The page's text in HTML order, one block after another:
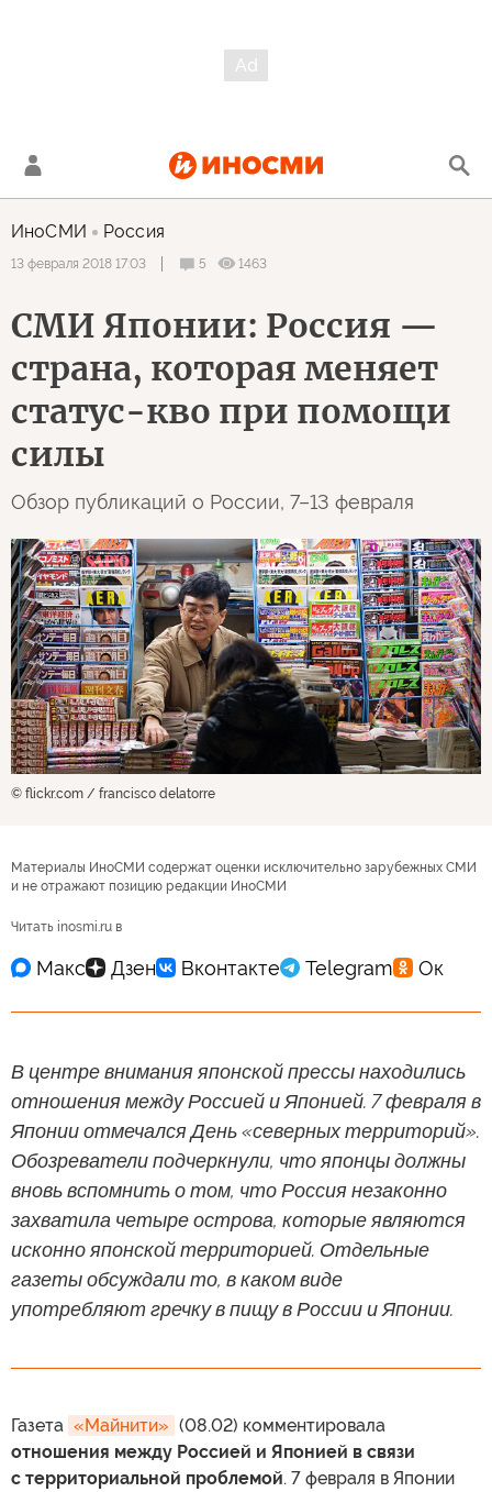
ИноСМИ Россия
13 февраля 2018 17:03 5 1463
СМИ Японии: Россия —
страна, которая меняет
статус-кво при помощи
силы
Обзор публикаций о России, 7–13 февраля
© flickr.com / francisco delatorre
Материалы ИноСМИ содержат оценки исключительно зарубежных СМИ
и не отражают позицию редакции ИноСМИ
Читать inosmi.ru в
В центре внимания японской прессы находились
отношения между Россией и Японией. 7 февраля в
Японии отмечался День «северных территорий».
Обозреватели подчеркнули, что японцы должны
вновь вспомнить о том, что Россия незаконно
захватила четыре острова, которые являются
исконно японской территорией. Отдельные
газеты обсуждали то, в каком виде
употребляют гречку в пищу в России и Японии.
Газета «Майнити» (08.02) комментировала
отношения между Россией и Японией в связи
с территориальной проблемой. 7 февраля в Японии